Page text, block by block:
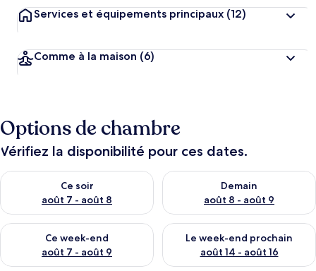
n
x
n
o
é
s
p
Services et équipements principaux (12)
Comme à la maison (6)
Options de chambre
Vérifiez la disponibilité pour ces dates.
Ce soir
août 7 - août 8
Vérifier la disponibilité pour ce soir août 7 - août 8
Demain
août 8 - août 9
Vérifier la disponibilité pour
Ce week-end
août 7 - août 9
Vérifier la disponibilité pour ce week-end août 7 - août 9
Le week-end prochain
août 14 - août 16
Vérifier la disponibilité pour